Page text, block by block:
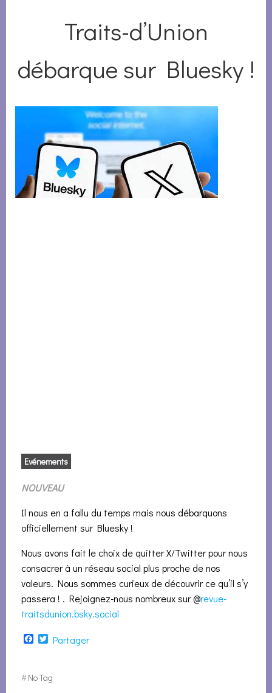
Traits-d’Union
débarque sur Bluesky !
Evénements
NOUVEAU
Il nous en a fallu du temps mais nous débarquons
officiellement sur Bluesky !
Nous avons fait le choix de quitter X/Twitter pour nous
consacrer à un réseau social plus proche de nos
valeurs. Nous sommes curieux de découvrir ce qu’il s’y
passera ! . Rejoignez-nous nombreux sur @revue-
traitsdunion.bsky.social
Facebook
Twitter
Partager
#No Tag